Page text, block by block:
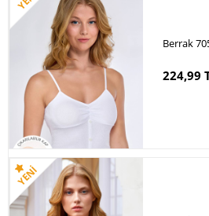
Berrak
224,99